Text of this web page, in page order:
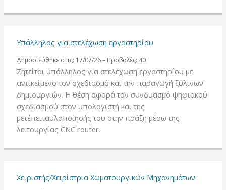
Υπάλληλος για στελέχωση εργαστηρίου
Δημοσιεύθηκε στις: 17/07/26 – Προβολές: 40
Ζητείται υπάλληλος για στελέχωση εργαστηρίου με
αντικείμενο τον σχεδιασμό και την παραγωγή ξύλινων
δημιουργιών. Η θέση αφορά τον συνδυασμό ψηφιακού
σχεδιασμού στον υπολογιστή και της
μετέπειταυλοποίησής του στην πράξη μέσω της
λειτουργίας CNC router.
Χειριστής/Χειρίστρια Χωματουργικών Μηχανημάτων